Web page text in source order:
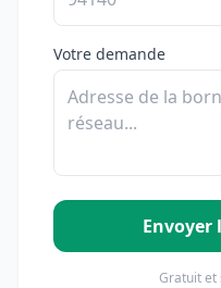
Votre demande
Envoyer
Gratuit et